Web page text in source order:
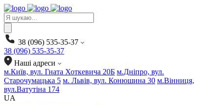
Products
search
38 (096) 535-35-37
38 (096) 535-35-37
Наші адреси
м.Київ, вул. Гната Хоткевича 20Б м.Дніпро, вул.
Старочумацька 5 м. Львів, вул. Конюшина 30 м.Вінниця,
вул.Ватутіна 174
UA